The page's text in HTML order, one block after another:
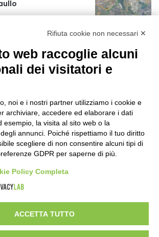
e
comunità, la storia, il
in fisica
Italia
1600 prestazioni di
come la
umana
e mutamento: il
metropoli in
Rifiuta cookie non necessari ✕
web raccoglie alcuni
dei visitatori e
noi e i nostri partner utilizziamo i cookie e
archiviare, accedere ed elaborare i dati
esempio, la visita al sito web o la
annunci. Poiché rispettiamo il tuo diritto
scegliere di non consentire alcuni tipi di
GDPR per saperne di più.
Policy Completa
ACCETTA TUTTO